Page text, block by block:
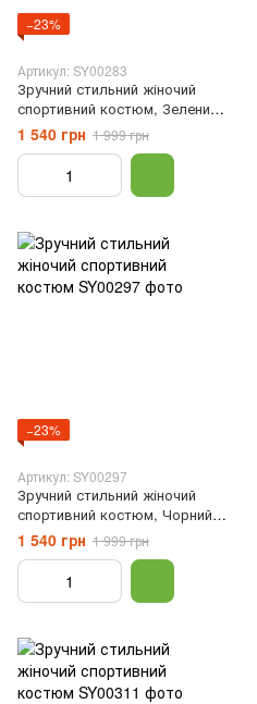
−23%
Артикул: SY00283
Зручний стильний жіночий
спортивний костюм, Зелений,
XS
1 540 грн 1 999 грн
−23%
Артикул: SY00297
Зручний стильний жіночий
спортивний костюм, Чорний,
XS
1 540 грн 1 999 грн